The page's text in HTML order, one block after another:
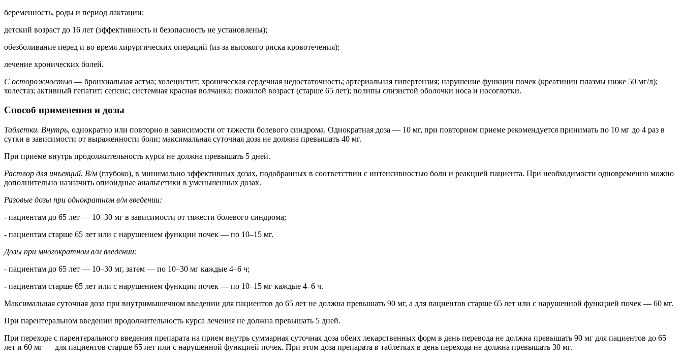
беременность, роды и период лактации;
детский возраст до 16 лет (эффективность и безопасность не установлены);
обезболивание перед и во время хирургических операций (из-за высокого риска кровотечения);
лечение хронических болей.
С осторожностью — бронхиальная астма; холецистит; хроническая сердечная недостаточность; артериальная гипертензия; нарушение функции почек (креатинин плазмы ниже 50 мг/л);
холестаз; активный гепатит; сепсис; системная красная волчанка; пожилой возраст (старше 65 лет); полипы слизистой оболочки носа и носоглотки.
Способ применения и дозы
Таблетки. Внутрь, однократно или повторно в зависимости от тяжести болевого синдрома. Однократная доза — 10 мг, при повторном приеме рекомендуется принимать по 10 мг до 4 раз в
сутки в зависимости от выраженности боли; максимальная суточная доза не должна превышать 40 мг.
При приеме внутрь продолжительность курса не должна превышать 5 дней.
Раствор для инъекций. В/м (глубоко), в минимально эффективных дозах, подобранных в соответствии с интенсивностью боли и реакцией пациента. При необходимости одновременно можно
дополнительно назначить опиоидные анальгетики в уменьшенных дозах.
Разовые дозы при однократном в/м введении:
- пациентам до 65 лет — 10–30 мг в зависимости от тяжести болевого синдрома;
- пациентам старше 65 лет или с нарушением функции почек — по 10–15 мг.
Дозы при многократном в/м введении:
- пациентам до 65 лет — 10–30 мг, затем — по 10–30 мг каждые 4–6 ч;
- пациентам старше 65 лет или с нарушением функции почек — по 10–15 мг каждые 4–6 ч.
Максимальная суточная доза при внутримышечном введении для пациентов до 65 лет не должна превышать 90 мг, а для пациентов старше 65 лет или с нарушенной функцией почек — 60 мг.
При парентеральном введении продолжительность курса лечения не должна превышать 5 дней.
При переходе с парентерального введения препарата на прием внутрь суммарная суточная доза обеих лекарственных форм в день перевода не должна превышать 90 мг для пациентов до 65
лет и 60 мг — для пациентов старше 65 лет или с нарушенной функцией почек. При этом доза препарата в таблетках в день перехода не должна превышать 30 мг.